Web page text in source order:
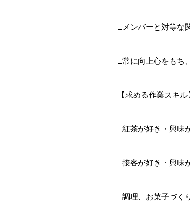
□メンバーと対等な
□常に向上心をもち
【求める作業スキル
□紅茶が好き・興味
□接客が好き・興味
□調理、お菓子づく